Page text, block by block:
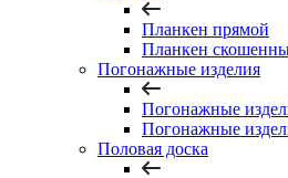
Планкен прямой
Планкен
Погонажные изделия
Погонажные
Погонажные
Половая доска